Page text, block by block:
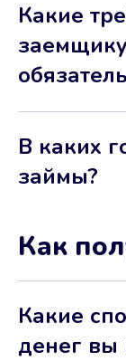
Какие
В каких
займы?
Как
Какие
денег вы